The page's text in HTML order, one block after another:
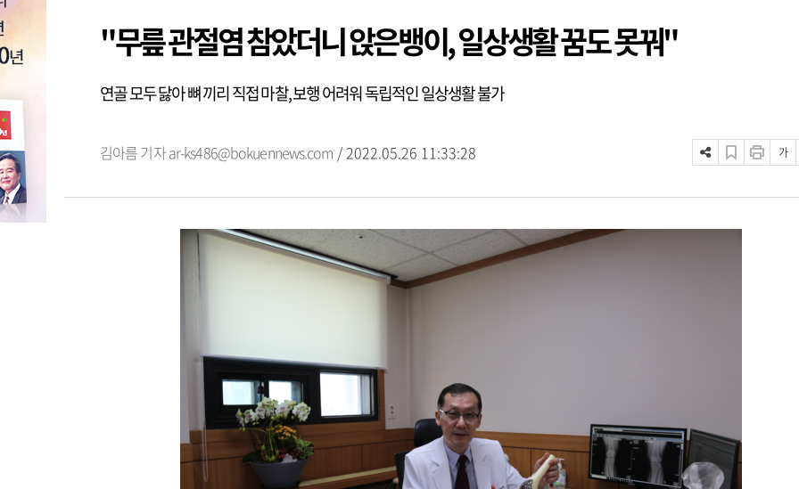
"무릎 관절염 참았더니 앉은뱅이, 일상생활 꿈도 못꿔"
연골 모두 닳아 뼈 끼리 직접 마찰, 보행 어려워 독립적인 일상생활 불가
김아름 기자ar-ks486@bokuennews.com / 2022.05.26 11:33:28 가